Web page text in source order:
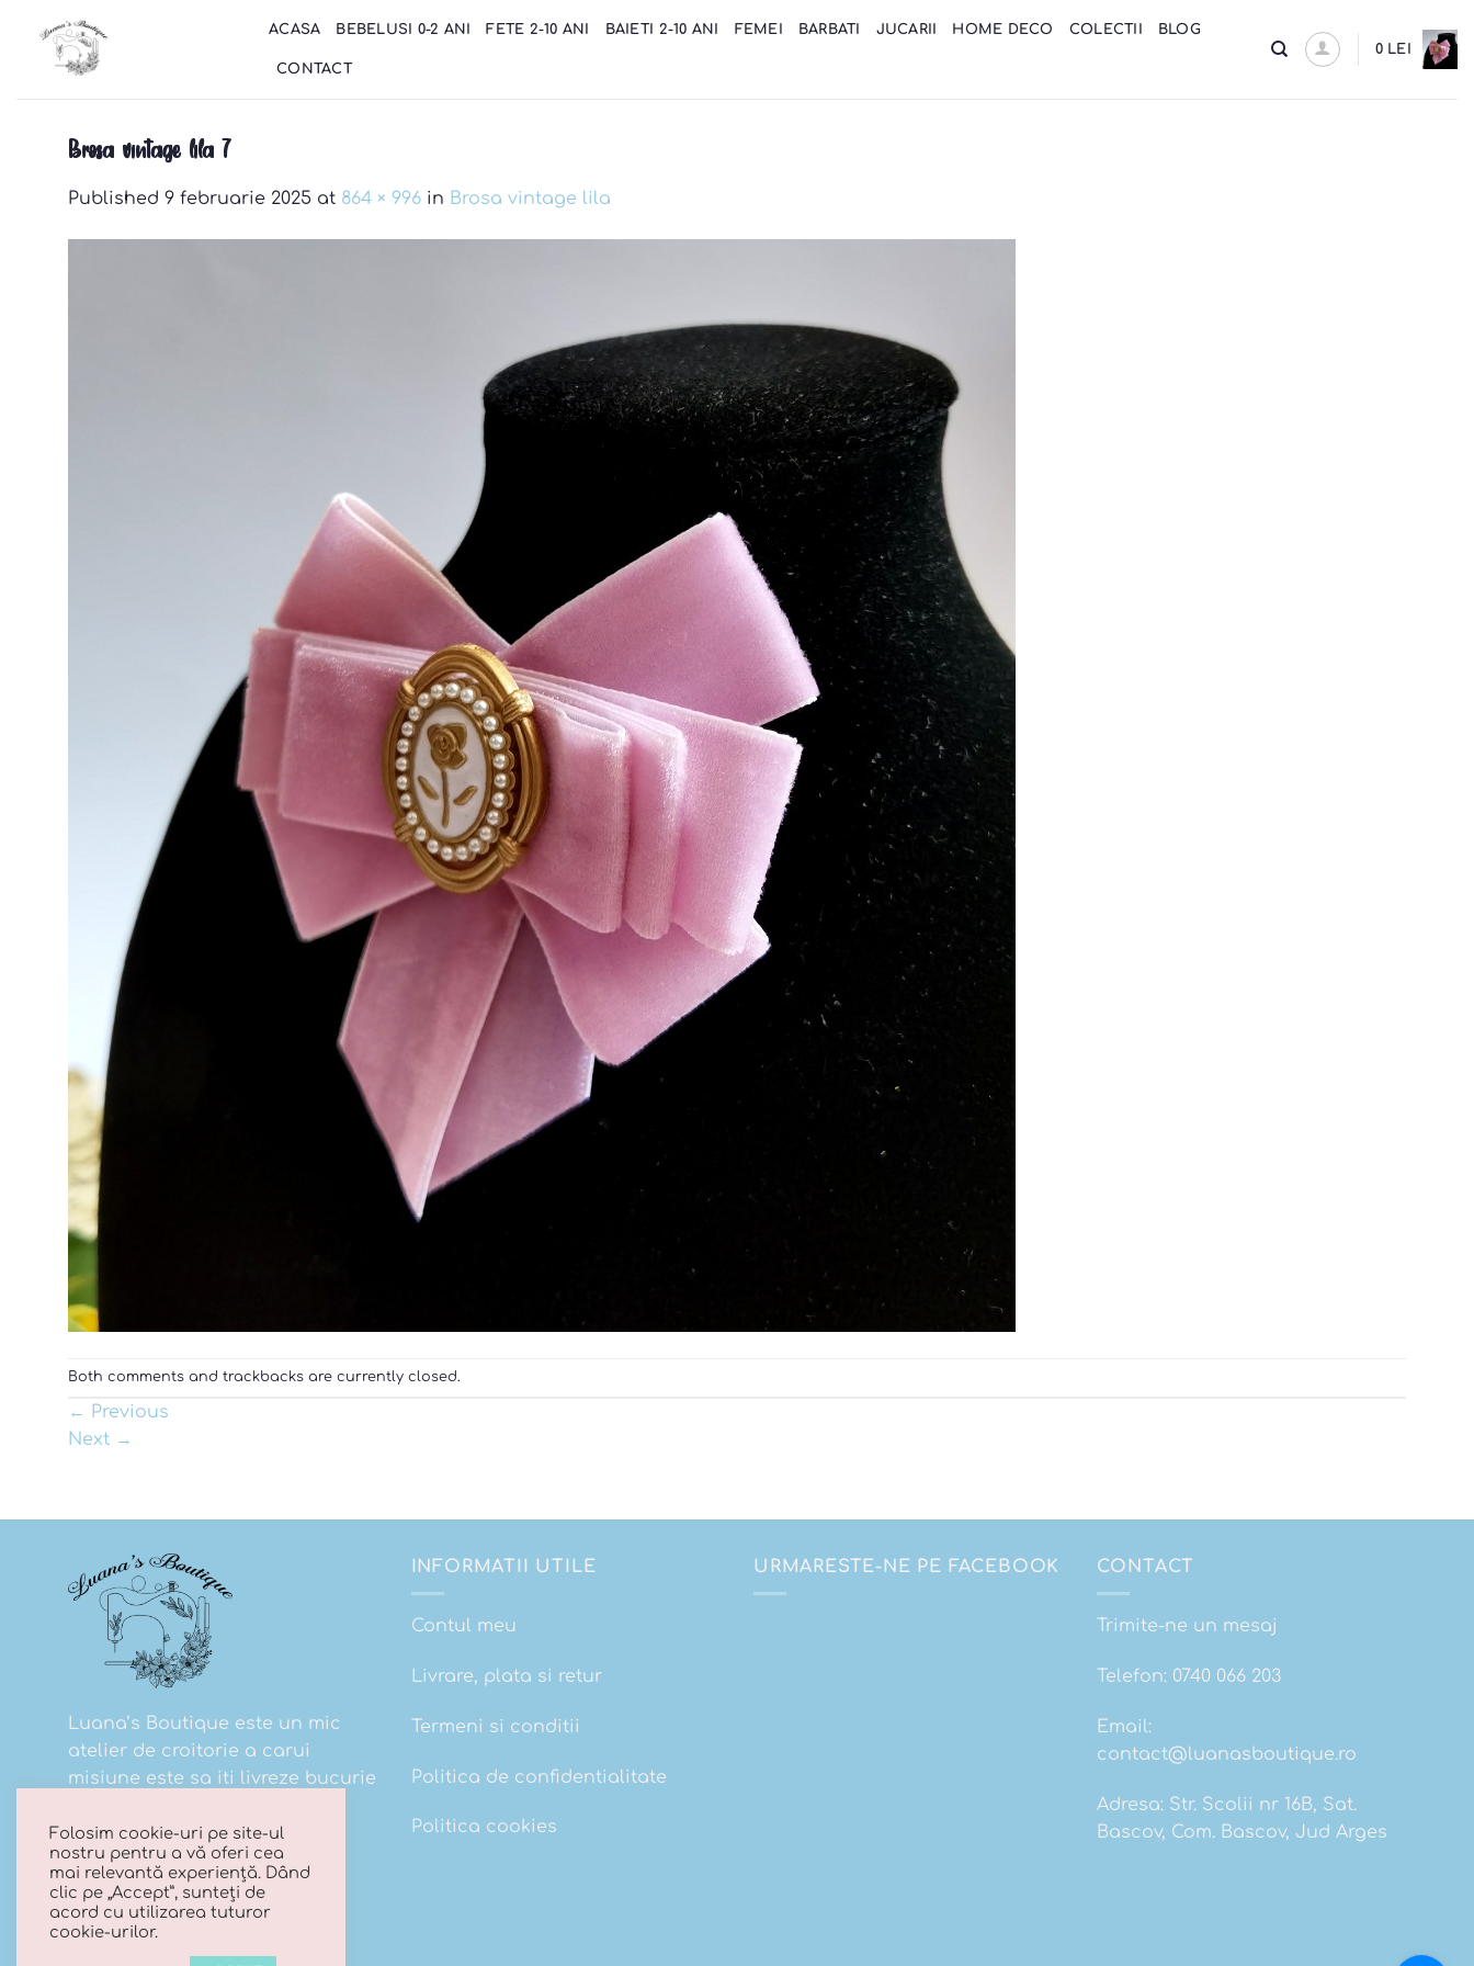
content
ACASA BEBELUSI 0-2 ANI FETE 2-10 ANI BAIETI 2-10 ANI FEMEI BARBATI JUCARII HOME DECO COLECTII BLOG
CONTACT
0 LEI
Brosa vintage lila 7
Published 9 februarie 2025 at 864 × 996 in Brosa vintage lila
Both comments and trackbacks are currently closed.
← Previous
Next →
Luana’s Boutique este un mic
atelier de croitorie a carui
misiune este sa iti livreze bucurie
INFORMATII UTILE
Contul meu
Livrare, plata si retur
Termeni si conditii
Politica de confidentialitate
Politica cookies
URMARESTE-NE PE FACEBOOK CONTACT
Trimite-ne un mesaj
Telefon: 0740 066 203
Email:
contact@luanasboutique.ro
Adresa: Str. Scolii nr 16B, Sat.
Bascov, Com. Bascov, Jud Arges
Folosim cookie-uri pe site-ul
nostru pentru a vă oferi cea
mai relevantă experiență. Dând
clic pe „Accept”, sunteți de
acord cu utilizarea tuturor
cookie-urilor.